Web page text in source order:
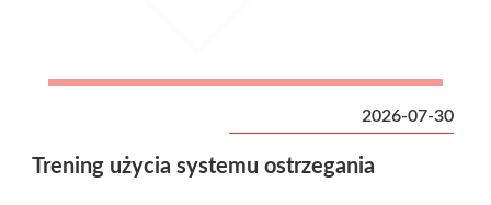
2026-07-30
Trening użycia systemu ostrzegania